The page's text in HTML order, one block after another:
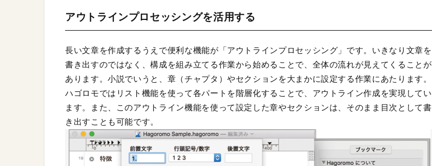
アウトラインプロセッシングを活用する
長い文章を作成するうえで便利な機能が「アウトラインプロセッシング」です。いきなり文章を
書き出すのではなく、構成を組み立てる作業から始めることで、全体の流れが見えてくることが
あります。小説でいうと、章（チャプタ）やセクションを大まかに設定する作業にあたります。
ハゴロモではリスト機能を使って各パートを階層化することで、アウトライン作成を実現してい
ます。また、このアウトライン機能を使って設定した章やセクションは、そのまま目次として書
き出すことも可能です。